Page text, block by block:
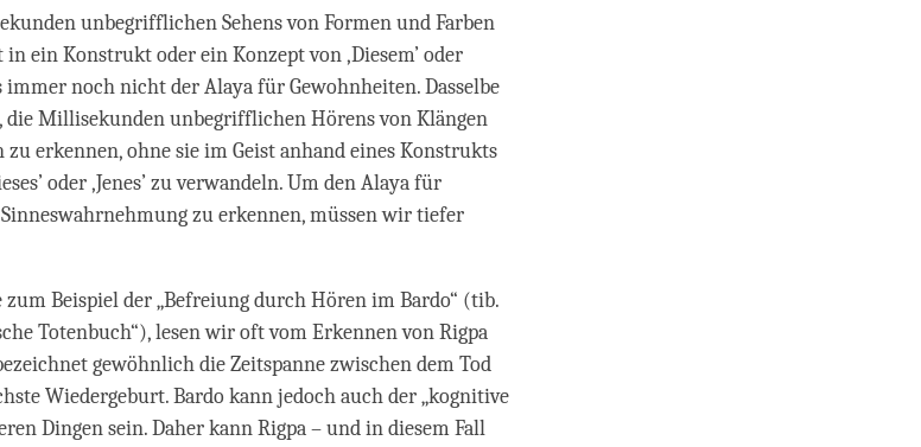
unbegrifflichen Sehens von Formen und Farben
ein Konstrukt oder ein Konzept von ‚Diesem’ oder
immer noch nicht der Alaya für Gewohnheiten. Dasselbe
die Millisekunden unbegrifflichen Hörens von Klängen
erkennen, ohne sie im Geist anhand eines Konstrukts
oder ‚Jenes’ zu verwandeln. Um den Alaya für
zu erkennen, müssen wir tiefer
Beispiel der „Befreiung durch Hören im Bardo“ (tib.
Totenbuch“), lesen wir oft vom Erkennen von Rigpa
gewöhnlich die Zeitspanne zwischen dem Tod
Wiedergeburt. Bardo kann jedoch auch der „kognitive
Dingen sein. Daher kann Rigpa – und in diesem Fall